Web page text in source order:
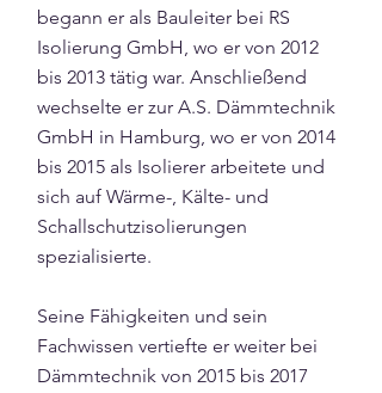
begann er als Bauleiter bei RS
Isolierung GmbH, wo er von 2012
bis 2013 tätig war. Anschließend
wechselte er zur A.S. Dämmtechnik
GmbH in Hamburg, wo er von 2014
bis 2015 als Isolierer arbeitete und
sich auf Wärme-, Kälte- und
Schallschutzisolierungen
spezialisierte.
Seine Fähigkeiten und sein
Fachwissen vertiefte er weiter bei
Dämmtechnik von 2015 bis 2017